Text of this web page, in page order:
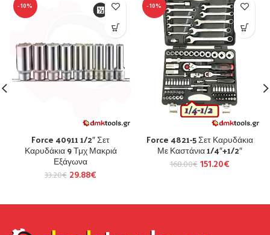
-10%
Force 40911 1/2″ Σετ
Καρυδάκια 9 Τμχ Μακριά
Εξάγωνα
33.20€ 29.88€
-10%
Force 4821-5 Σετ Καρυδάκια
Με Καστάνια 1/4″+1/2″
168.00€ 151.20€